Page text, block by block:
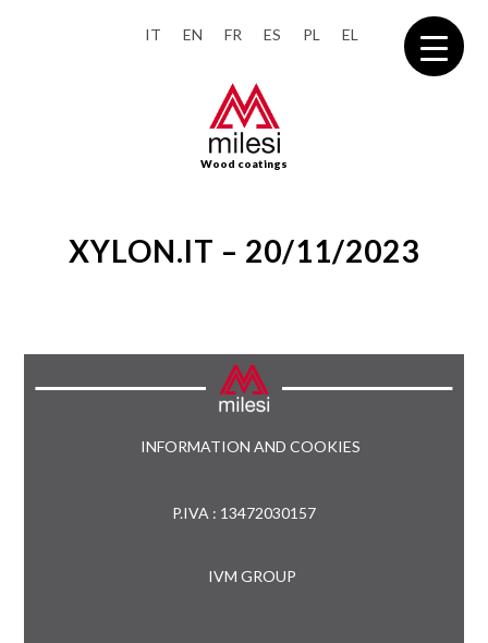
IT EN FR ES PL EL
Wood coatings
XYLON.IT – 20/11/2023
INFORMATION AND COOKIES
P.IVA : 13472030157
IVM GROUP